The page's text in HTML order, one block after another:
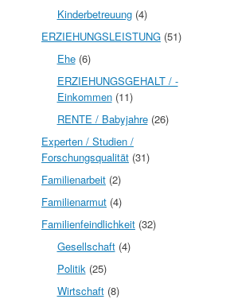
Kinderbetreuung(4)
ERZIEHUNGSLEISTUNG (51)
Ehe(6)
ERZIEHUNGSGEHALT / -
Einkommen(11)
RENTE / Babyjahre(26)
Experten / Studien /
Forschungsqualität (31)
Familienarbeit (2)
Familienarmut (4)
Familienfeindlichkeit (32)
Gesellschaft(4)
Politik(25)
Wirtschaft(8)